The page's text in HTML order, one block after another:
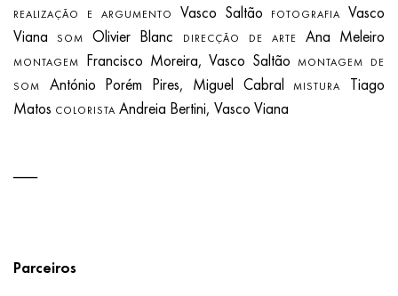
REALIZAÇÃO E ARGUMENTO Vasco Saltão FOTOGRAFIA
Vasco
VianaSOM Olivier Blanc DIRECÇÃO DE ARTE Ana Meleiro
MONTAGEM Francisco Moreira, Vasco SaltãoMONTAGEM DE
SOM
António Porém Pires, Miguel CabralMISTURA
Tiago
Matos COLORISTA Andreia Bertini, Vasco Viana
Parceiros